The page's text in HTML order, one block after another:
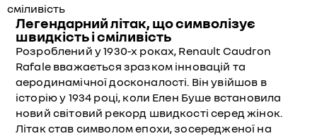
Легендарний літак, що символізує
швидкість і сміливість
Розроблений у 1930-х роках, Renault Caudron
Rafale вважається зразком інновацій та
аеродинамічної досконалості. Він увійшов в
історію у 1934 році, коли Елен Буше встановила
новий світовий рекорд швидкості серед жінок.
Літак став символом епохи, зосередженої на